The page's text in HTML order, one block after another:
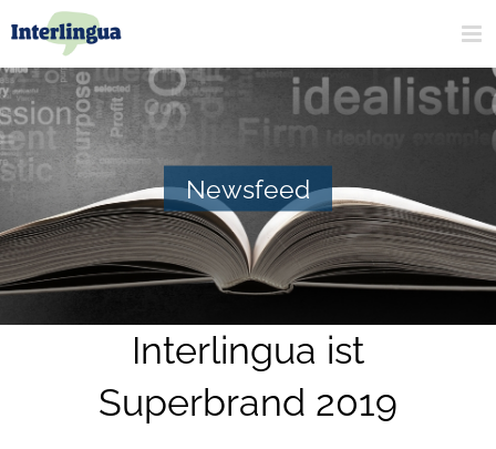
springen
Newsfeed
Interlingua ist
Superbrand 2019